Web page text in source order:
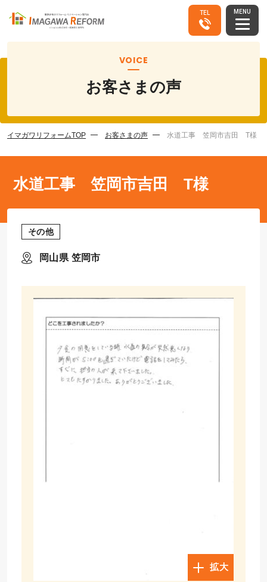
TEL MENU
VOICE
お客さまの声
イマガワリフォームTOP お客さまの声 水道工事 笠岡市吉田 T様
水道工事 笠岡市吉田 T様
その他
岡山県 笠岡市
拡大